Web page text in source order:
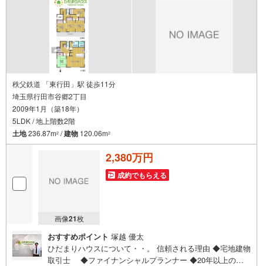
秩父鉄道 「東行田」駅 徒歩11分
埼玉県行田市谷郷2丁目
2009年1月（築18年）
5LDK / 地上階数2階
土地236.87m2 /建物 120.06m2
画像21枚
2,380万円
成約でもらえる
おすすめポイント 塚越 優太
ひだまりハウスについて・・。 信頼される理由 ◆宅地建物
取引士 ◆ファイナンシャルプランナー ◆20年以上のキ